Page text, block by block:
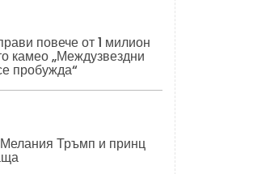
повече от 1 милион
камео „Междузвездни
пробужда“
Тръмп и принц